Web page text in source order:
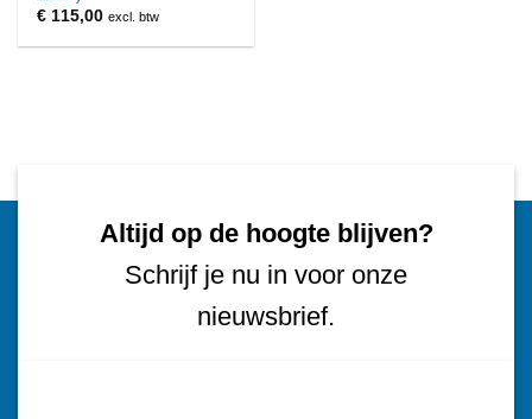
€ 115,00 excl. btw
Altijd op de hoogte blijven?
Schrijf je nu in voor onze
nieuwsbrief.